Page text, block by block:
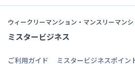
ウィークリーマンション・マンスリーマン
ミスタービジネス
ご利用ガイド ミスタービジネスポイン